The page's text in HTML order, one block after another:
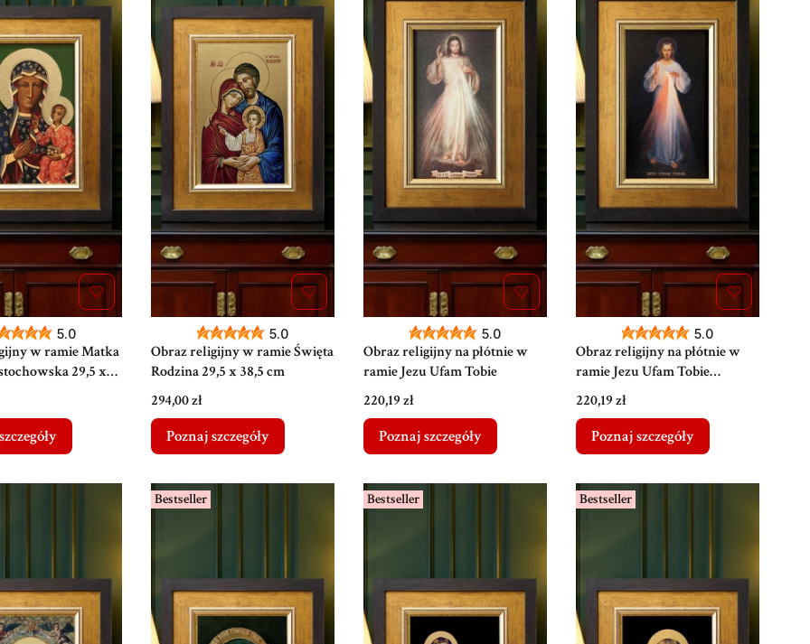
5.0
w ramie Matka
29,5 x
5.0
Obraz religijny w ramie Święta
Rodzina 29,5 x 38,5 cm
Cena
294,00 zł
Poznaj szczegóły
5.0
Obraz religijny na płótnie w
ramie Jezu Ufam Tobie
Cena
220,19 zł
Poznaj szczegóły
5.0
Obraz religijny na płótnie w
ramie Jezu Ufam Tobie
Wileński
Cena
220,19 zł
Poznaj szczegóły
Bestseller Bestseller Bestseller